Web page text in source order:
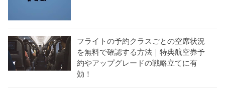
フライトの予約クラスごとの空席状況
を無料で確認する方法｜特典航空券予
約やアップグレードの戦略立てに有
効！